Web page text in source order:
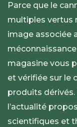
Parce que le
multiples vertus
image associée
méconnaissance
magasine vous
et vérifiée sur le
produits
l’actualité
scientifiques et